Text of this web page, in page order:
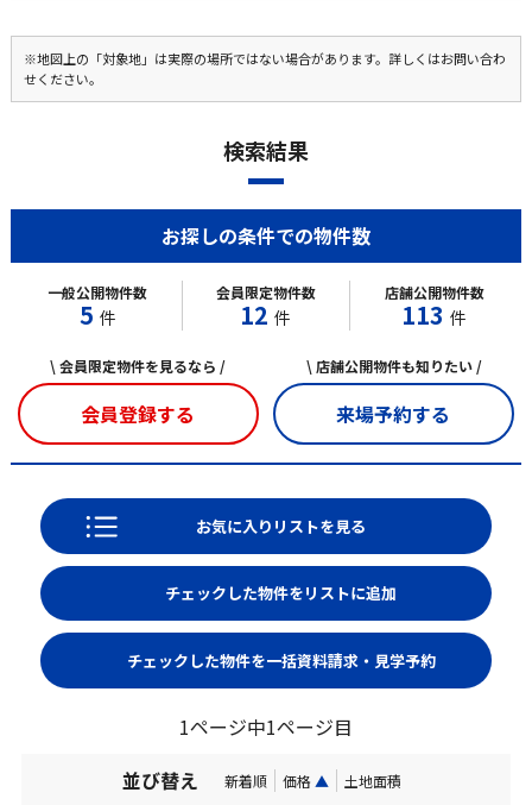
※地図上の「対象地」は実際の場所ではない場合があります。詳しくはお問い合わ
せください。
検索結果
お探しの条件での物件数
一般公開物件数
5 件
会員限定物件数
12 件
店舗公開物件数
113 件
\ 会員限定物件を見るなら /
会員登録する
\ 店舗公開物件も知りたい /
来場予約する
お気に入りリストを見る
1ページ中1ページ目
並び替え
新着順 価格 ▲ 土地面積